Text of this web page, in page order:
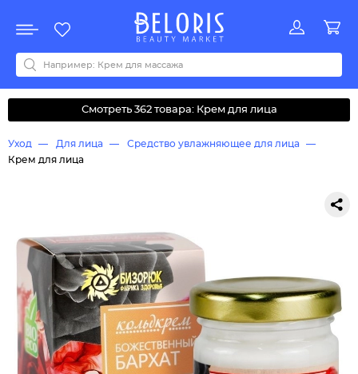
Акции
Все бренды
0-9ABCDEFGHIJKLMNOPQRSTUVWYZАБВДЗИМОКЛНПРСТУФ
Смотреть 362 товара: Крем для лица
Уход Для лица
Средство увлажняющее для лица
Крем для лица